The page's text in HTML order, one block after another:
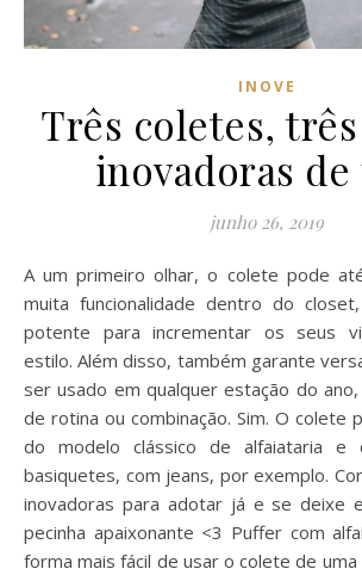
INOVE
Três coletes,
inovadoras de
junho 26, 2019
A um primeiro olhar, o colete pode até parecer não ter
muita funcionalidade dentro do
potente para incrementar os seus
estilo. Além disso, também garante
ser usado em qualquer estação do
de rotina ou combinação. Sim. O colete
do modelo clássico de alfaiataria e
basiquetes, com jeans, por exemplo.
inovadoras para adotar já e se deixe
pecinha apaixonante <3 Puffer com
forma mais fácil de usar o colete de